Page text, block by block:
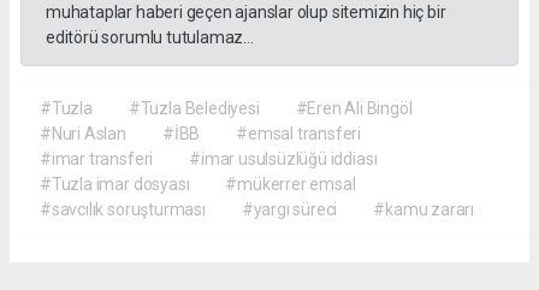
muhataplar haberi geçen ajanslar olup sitemizin hiç bir
editörü sorumlu tutulamaz...
#Tuzla #Tuzla Belediyesi
#Eren Ali Bingöl
#Nuri Aslan
#İBB
#emsal transferi
#imar transferi
#imar usulsüzlüğü iddiası
#Tuzla imar dosyası
#mükerrer emsal
#savcılık soruşturması
#yargı süreci #kamu zararı